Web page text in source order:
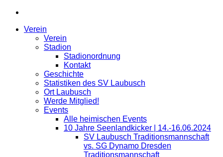
Verein
Verein
Stadion
Stadionordnung
Kontakt
Geschichte
Statistiken des SV Laubusch
Ort Laubusch
Werde Mitglied!
Events
Alle heimischen Events
10 Jahre Seenlandkicker | 14.-16.06.2024
SV Laubusch Traditionsmannschaft
vs. SG Dynamo Dresden
Traditionsmannschaft